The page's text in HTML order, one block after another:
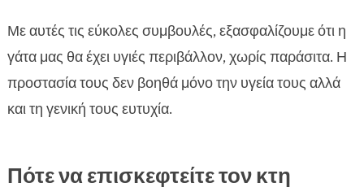
Με αυτές τις εύκολες συμβουλές, εξασφαλίζουμε ότι η
γάτα μας θα έχει υγιές περιβάλλον, χωρίς παράσιτα. Η
προστασία τους δεν βοηθά μόνο την υγεία τους αλλά
και τη γενική τους ευτυχία.
Πότε να επισκεφτείτε τον κτη